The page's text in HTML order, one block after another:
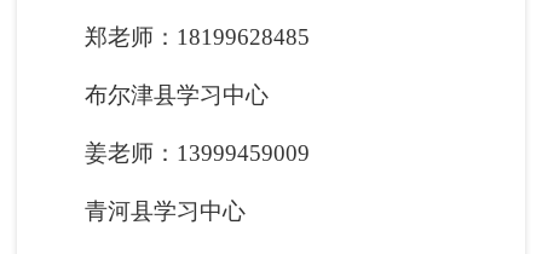
郑老师：18199628485
布尔津县学习中心
姜老师：13999459009
青河县学习中心